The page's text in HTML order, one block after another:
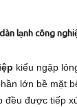
lạnh công
kiểu ngập
lớn bề mặt
đều được tiếp